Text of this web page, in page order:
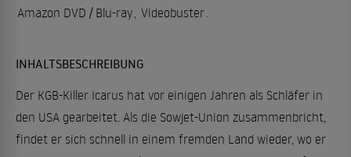
Amazon DVD / Blu-ray, Videobuster.
INHALTSBESCHREIBUNG
Der KGB-Killer Icarus hat vor einigen Jahren als Schläfer in
den USA gearbeitet. Als die Sowjet-Union zusammenbricht,
findet er sich schnell in einem fremden Land wieder, wo er